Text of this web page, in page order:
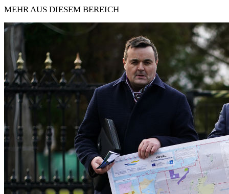
MEHR AUS DIESEM BEREICH